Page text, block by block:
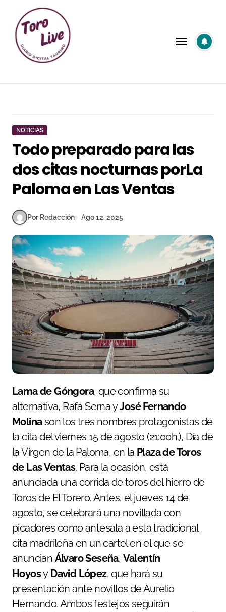
contenido
NOTICIAS
Todo preparado para las
dos citas nocturnas porLa
Paloma en Las Ventas
Por Redacción Ago 12, 2025
Lama de Góngora, que confirma su
alternativa, Rafa Serna yJosé Fernando
Molinason los tres nombres protagonistas de
la cita del viernes 15 de agosto (21:00h.), Día de
la Virgen de la Paloma, en la Plaza de Toros
de Las Ventas. Para la ocasión, está
anunciada una corrida de toros del hierro de
Toros de El Torero. Antes, el jueves 14 de
agosto, se celebrará una novillada con
picadores como antesala a esta tradicional
cita madrileña en un cartel en el que se
anuncian Álvaro Seseña, Valentín
Hoyosy David López, que hará su
presentación ante novillos de Aurelio
Hernando. Ambos festejos seguirán